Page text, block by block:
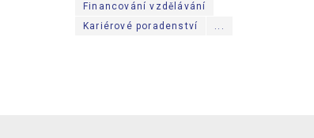
Financování vzdělávání
Kariérové poradenství
...